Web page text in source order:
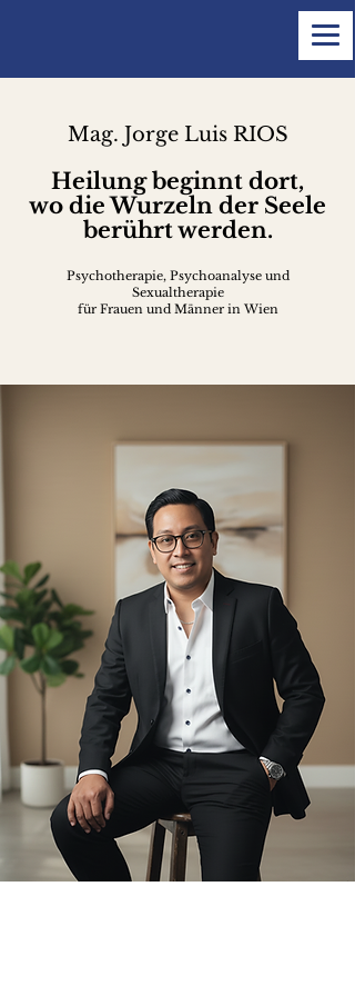
Mag. Jorge Luis RIOS
Heilung beginnt dort,
wo die Wurzeln der Seele
berührt werden.
Psychotherapie, Psychoanalyse und
Sexualtherapie
für Frauen und Männer in Wien